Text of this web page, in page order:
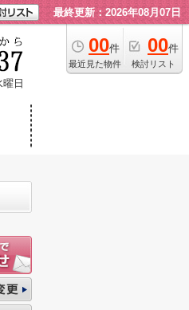
最終更新：2026年08月07日
00件
最近見た物件
00件
検討リスト
日